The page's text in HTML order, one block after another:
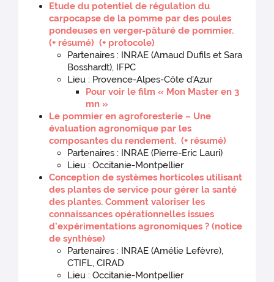
Etude du potentiel de régulation du
carpocapse de la pomme par des poules
pondeuses en verger-pâturé de pommier.
(+ résumé) (+ protocole)
Partenaires : INRAE (Arnaud Dufils et Sara
Bosshardt), IFPC
Lieu : Provence-Alpes-Côte d'Azur
Pour voir le film « Mon Master en 3
mn »
Le pommier en agroforesterie – Une
évaluation agronomique par les
composantes du rendement. (+ résumé)
Partenaires : INRAE (Pierre-Eric Lauri)
Lieu : Occitanie-Montpellier
Conception de systèmes horticoles utilisant
des plantes de service pour gérer la santé
des plantes. Comment valoriser les
connaissances opérationnelles issues
d’expérimentations agronomiques ? (notice
de synthèse)
Partenaires : INRAE (Amélie Lefèvre),
CTIFL, CIRAD
Lieu : Occitanie-Montpellier